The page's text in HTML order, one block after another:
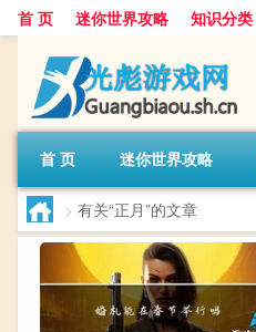
首 页 迷你世界攻略 知识分类
首 页 迷你世界攻略
> 有关“正月”的文章